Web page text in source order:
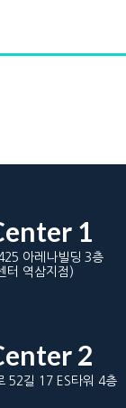
1
아레나빌딩 3층
터 역삼지점)
2
52길 17 ES타워 4층